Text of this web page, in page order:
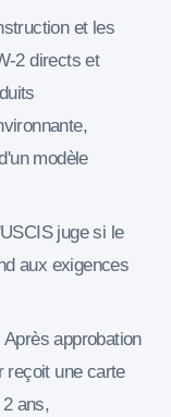
et les
2 directs et
modèle
juge si le
aux exigences
Après approbation
reçoit une carte
ans,